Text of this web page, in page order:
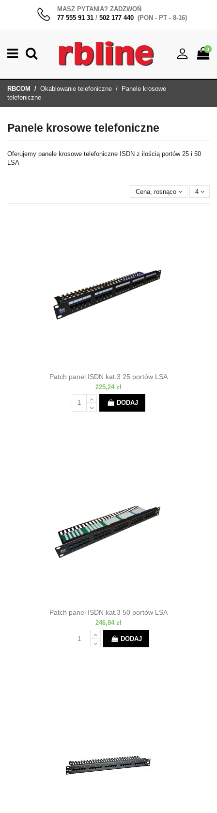
MASZ PYTANIA? ZADZWOŃ
77 555 91 31 / 502 177 440 (PON - PT - 8-16)
0
RBCOM Okablowanie telefoniczne
Panele krosowe
telefoniczne
Panele krosowe telefoniczne
Oferujemy panele krosowe telefoniczne ISDN z ilością portów 25 i 50
LSA
Cena, rosnąco 4
Patch panel ISDN kat.3 25 portów LSA
225,24 zł
DODAJ
Patch panel ISDN kat.3 50 portów LSA
246,84 zł
DODAJ